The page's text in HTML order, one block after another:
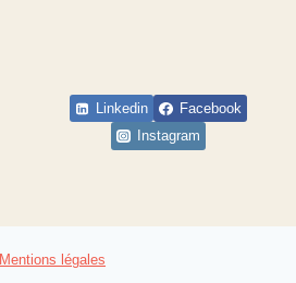
Linkedin
Facebook
Instagram
Mentions légales